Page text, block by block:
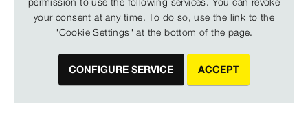
your consent at any time. To do so, use the link to the
"Cookie Settings" at the bottom of the page.
CONFIGURE SERVICE ACCEPT